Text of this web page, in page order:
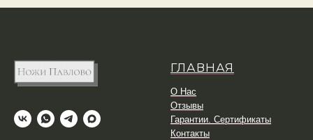
ГЛАВНАЯ
О Нас
Отзывы
Гарантии. Сертификаты
Контакты